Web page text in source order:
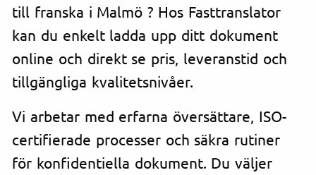
till franska i Malmö ? Hos Fasttranslator
kan du enkelt ladda upp ditt dokument
online och direkt se pris, leveranstid och
tillgängliga kvalitetsnivåer.
Vi arbetar med erfarna översättare, ISO-
certifierade processer och säkra rutiner
för konfidentiella dokument. Du väljer